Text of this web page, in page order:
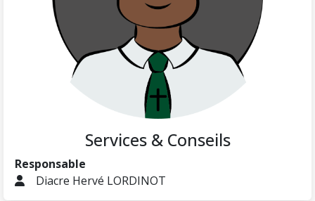
Services & Conseils
Responsable
Diacre Hervé LORDINOT